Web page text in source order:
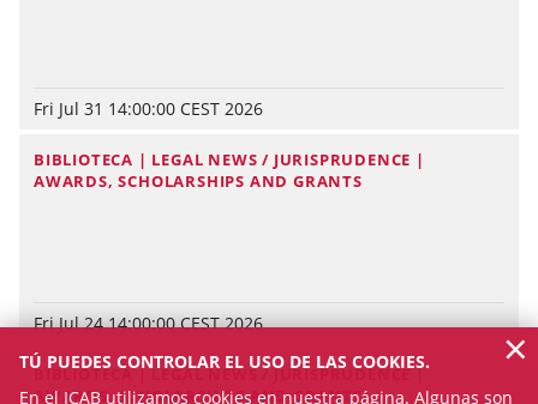
Fri Jul 31 14:00:00 CEST 2026
BIBLIOTECA | LEGAL NEWS / JURISPRUDENCE |
AWARDS, SCHOLARSHIPS AND GRANTS
Fri Jul 24 14:00:00 CEST 2026
BIBLIOTECA | LEGAL NEWS / JURISPRUDENCE |
AWARDS, SCHOLARSHIPS AND GRANTS
TÚ PUEDES CONTROLAR EL USO DE LAS COOKIES.
En el ICAB utilizamos cookies en nuestra página. Algunas son
×